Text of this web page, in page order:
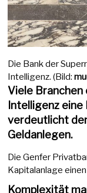
Die Bank der
Intelligenz. (Bild:
Viele
Intelligenz
verdeutlicht
Geldanlegen.
Die Genfer
Kapitalanlage
Komplexität